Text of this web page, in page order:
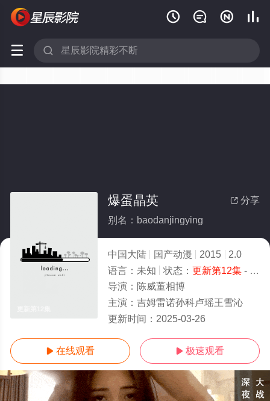
   
 
 分享
爆蛋晶英
别名：baodanjingying
中国大陆 国产动漫 2015
2.0
语言： 未知 状态： 更新第12集- 免费在线观看
导演： 陈威董相博
主演： 吉姆雷诺孙科卢瑶王雪沁
更新时间： 2025-03-26
 在线观看  极速观看